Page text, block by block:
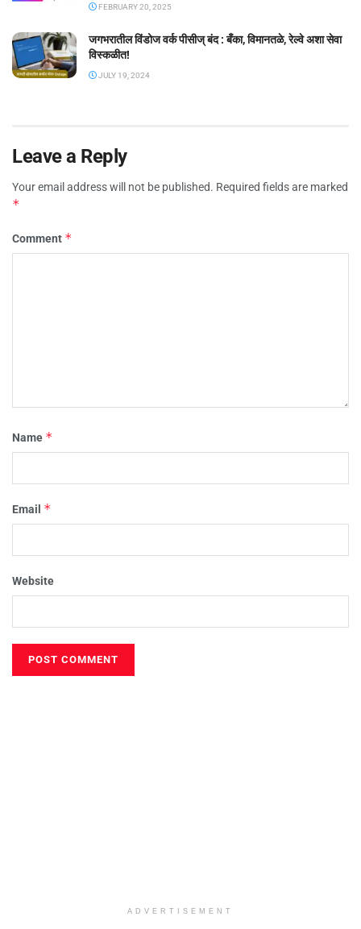
FEBRUARY 20, 2025
जगभरातील विंडोज वर्क पीसीज् बंद : बँका, विमानतळे, रेल्वे अशा सेवा
विस्कळीत!
JULY 19, 2024
Leave a Reply
Your email address will not be published. Required fields are marked
*
Comment *
Name *
Email *
Website
ADVERTISEMENT